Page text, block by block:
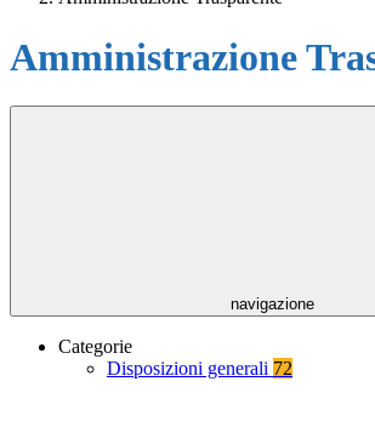
Amministrazione
navigazione
Categorie
Disposizioni generali 72